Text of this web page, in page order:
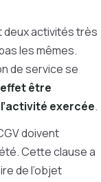
deux activités très
les mêmes.
de service se
être
exercée.
doivent
Cette clause a
de l’objet